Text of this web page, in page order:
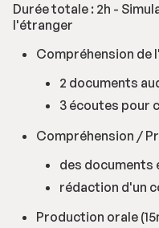
Durée totale : 2h -
l'étranger
Compréhension de
2 documents
3 écoutes pour
Compréhension /
des documents
rédaction d'un
Production orale